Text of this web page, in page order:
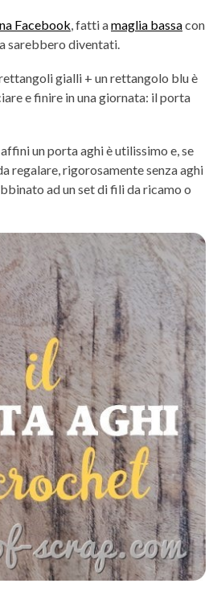
Facebook, fatti amaglia bassacon
sarebbero diventati.
gialli + un rettangolo blu è
e finire in una giornata: il porta
un porta aghi è utilissimo e, se
regalare, rigorosamente senza aghi
ad un set di fili da ricamo o